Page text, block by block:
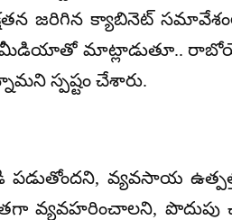
జరిగిన క్యాబినెట్
మీడియాతో మాట్లాడుతూ.. రాబోయే
స్పష్టం చేశారు.
పడుతోందని, వ్యవసాయ
వ్యవహరించాలని, పొదుపు